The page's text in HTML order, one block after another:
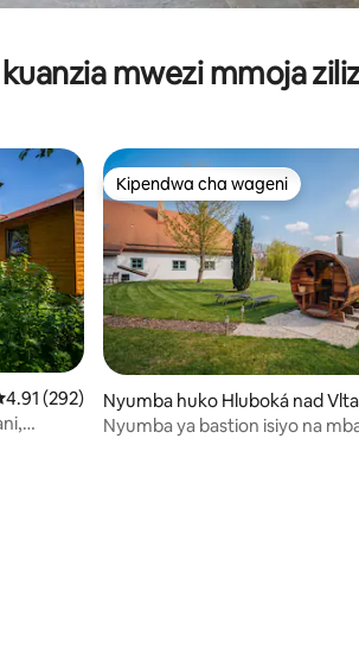
mwezi mmoja
273
wa wastani wa 4.91 kati ya 5,
4.91 (292)
Kipendwa cha wageni
Kipendwa cha wageni
Nyumba huko Hluboká nad
u
Nyumba ya bastion isiyo na